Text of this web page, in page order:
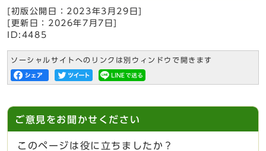
[初版公開日： 2023年3月29日
[更新日： 2026年7月7日
ID:4485
ソーシャルサイトへのリンクは別ウィンドウで開きます
ご意見をお聞かせください
このページは役に立ちましたか？